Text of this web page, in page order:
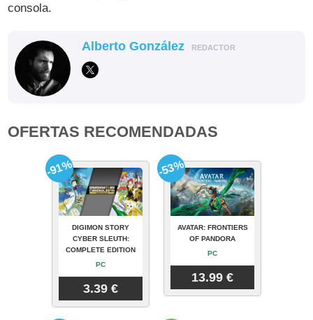
consola.
Alberto González REDACTOR
OFERTAS RECOMENDADAS
DIGIMON STORY
CYBER SLEUTH:
COMPLETE EDITION
PC
3.39 €
-91%
AVATAR: FRONTIERS
OF PANDORA
PC
13.99 €
-53%